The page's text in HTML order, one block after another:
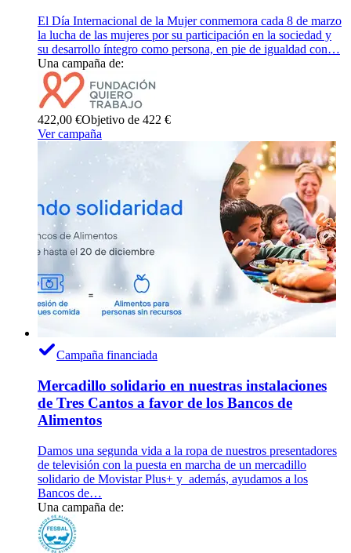
El Día Internacional de la Mujer conmemora cada 8 de marzo
la lucha de las mujeres por su participación en la sociedad y
su desarrollo íntegro como persona, en pie de igualdad con…
Una campaña de:
422,00 €Objetivo de 422 €
Ver campaña
Campaña financiada
Mercadillo solidario en nuestras instalaciones
de Tres Cantos a favor de los Bancos de
Alimentos
Damos una segunda vida a la ropa de nuestros presentadores
de televisión con la puesta en marcha de un mercadillo
solidario de Movistar Plus+ y además, ayudamos a los
Bancos de…
Una campaña de: